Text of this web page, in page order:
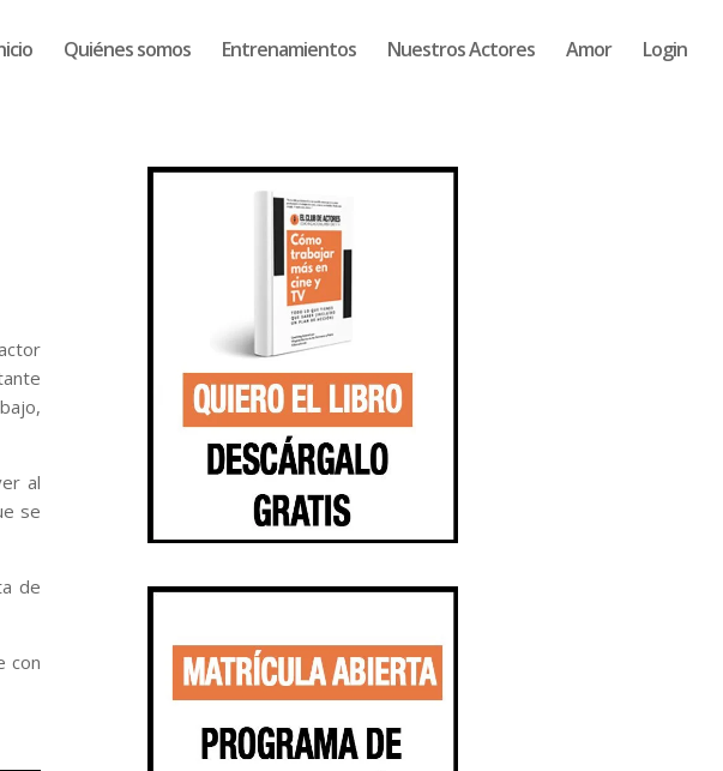
Quiénes somos Entrenamientos Nuestros Actores Amor Login
al
se
de
con